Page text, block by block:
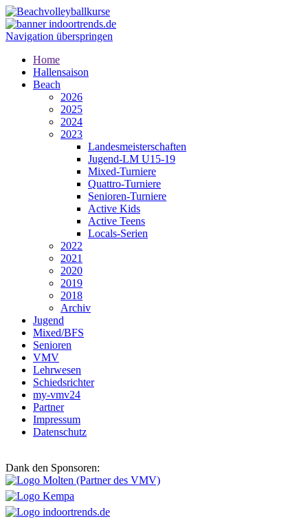
Navigation überspringen
Home
Hallensaison
Beach
2026
2025
2024
2023
Landesmeisterschaften
Jugend-LM U15-19
Mixed-Turniere
Quattro-Turniere
Senioren-Turniere
Active Kids
Active Teens
Locals-Serien
2022
2021
2020
2019
2018
Archiv
Jugend
Mixed/BFS
Senioren
VMV
Lehrwesen
Schiedsrichter
my-vmv24
Partner
Impressum
Datenschutz
Dank den Sponsoren: